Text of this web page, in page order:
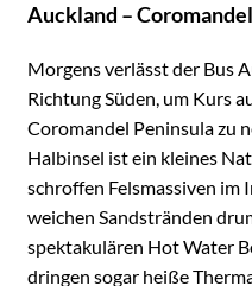
Auckland –
Morgens verlässt der Bus
Richtung Süden, um Kurs
Coromandel Peninsula zu
Halbinsel ist ein kleines
schroffen Felsmassiven im
weichen Sandstränden
spektakulären Hot Water
dringen sogar heiße